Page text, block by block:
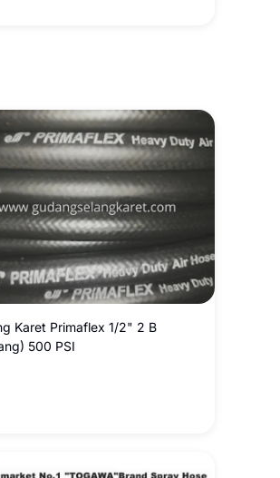
Karet Primaflex 1/2" 2 B
500 PSI